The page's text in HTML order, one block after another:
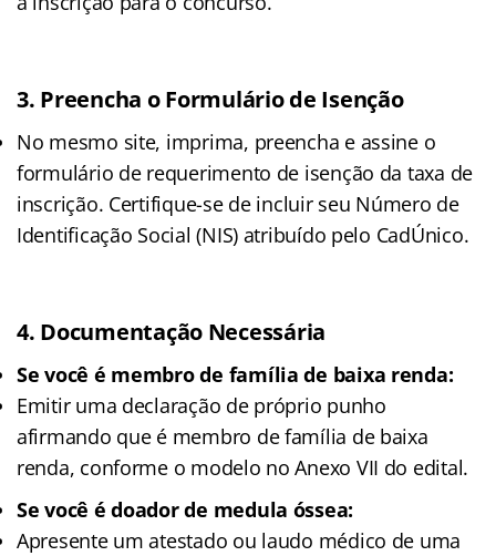
3. Preencha o Formulário de Isenção
No mesmo site, imprima, preencha e assine o
formulário de requerimento de isenção da taxa de
inscrição. Certifique-se de incluir seu Número de
Identificação Social (NIS) atribuído pelo CadÚnico.
4. Documentação Necessária
Se você é membro de família de baixa renda:
Emitir uma declaração de próprio punho
afirmando que é membro de família de baixa
renda, conforme o modelo no Anexo VII do edital.
Se você é doador de medula óssea:
Apresente um atestado ou laudo médico de uma